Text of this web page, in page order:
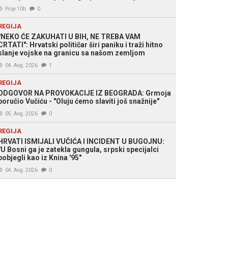
Prije 10h 0
ĆE ZAKUHATI U BIH, NE TREBA VAM
Hrvatski političar širi paniku i traži hitno
vojske na granicu sa našom zemljom
04. Avg. 2026 1
NA PROVOKACIJE IZ BEOGRADA: Grmoja
Vučiću - "Oluju ćemo slaviti još snažnije"
05. Avg. 2026 0
ISMIJALI VUČIĆA I INCIDENT U BUGOJNU:
Bosni ga je zatekla gungula, srpski specijalci
kao iz Knina '95"
04. Avg. 2026 0